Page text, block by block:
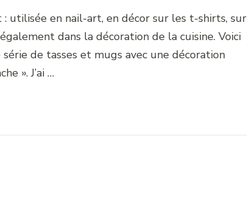
utilisée en nail-art, en décor sur les t-shirts, sur
dans la décoration de la cuisine. Voici
de tasses et mugs avec une décoration
». J’ai …